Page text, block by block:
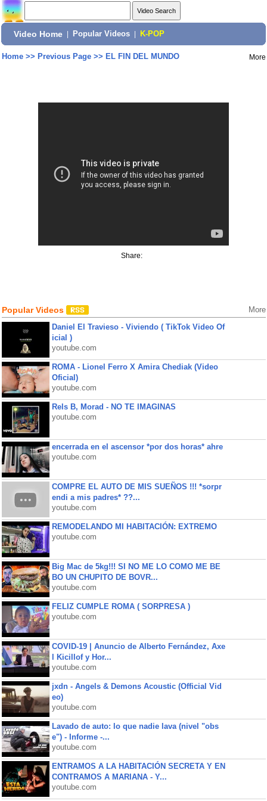
Video Home Popular Videos K-POP
Home>> Previous Page>> EL FIN DEL MUNDO More
Share:
Popular Videos More
Daniel El Travieso - Viviendo ( TikTok Video Of
icial )
youtube.com
ROMA - Lionel Ferro X Amira Chediak (Video
Oficial)
youtube.com
Rels B, Morad - NO TE IMAGINAS
youtube.com
encerrada en el ascensor *por dos horas* ahre
youtube.com
COMPRE EL AUTO DE MIS SUEÑOS !!! *sorpr
endi a mis padres* ??...
youtube.com
REMODELANDO MI HABITACIÓN: EXTREMO
youtube.com
Big Mac de 5kg!!! SI NO ME LO COMO ME BE
BO UN CHUPITO DE BOVR...
youtube.com
FELIZ CUMPLE ROMA ( SORPRESA )
youtube.com
COVID-19 | Anuncio de Alberto Fernández, Axe
l Kicillof y Hor...
youtube.com
jxdn - Angels & Demons Acoustic (Official Vid
eo)
youtube.com
Lavado de auto: lo que nadie lava (nivel "obs
e") - Informe -...
youtube.com
ENTRAMOS A LA HABITACIÓN SECRETA Y EN
CONTRAMOS A MARIANA - Y...
youtube.com